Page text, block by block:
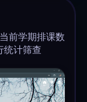
前学期排课数
统计筛查